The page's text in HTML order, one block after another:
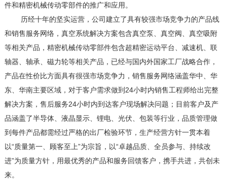
件和精密机械传动零部件的推广和应用。
历经十年的坚实运营，公司建立了具有较强市场竞争力的产品线
和销售服务网络，真空系统解决方案包含真空泵、真空阀、真空吸附
等相关产品，精密机械传动零部件包含超精密运动平台、减速机、 联
轴器、轴承、磁力轮等相关产品，已经与国内外国家工厂战略合作，
产品在性价比方面具有很强市场竞争力，销售服务网络涵盖华中、华
东、华南主要区域，对于客户需求做到 24小时内销售工程师给出完整
解决方案，售后服务24小时内到达客户现场解决问题；目前客户及产
品涵盖了半导体、液晶显示、锂电、光伏、包装等行业，品质管理做
到每件产品都需经过严格的出厂检验环节，生产经营方针一贯本着
以“质量第一、顾客至上”为宗旨，以“卓越品质、全员参与、持续改
进”为质量方针，用最优秀的产品和服务回馈客户，携手共进，共创未
来。